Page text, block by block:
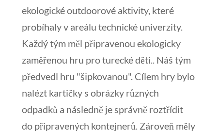
ekologické outdoorové aktivity, které
probíhaly v areálu technické univerzity.
Každý tým měl připravenou ekologicky
zaměřenou hru pro turecké děti.. Náš tým
předvedl hru "šipkovanou". Cílem hry bylo
nalézt kartičky s obrázky různých
odpadků a následně je správně roztřídit
do připravených kontejnerů. Zároveň měly